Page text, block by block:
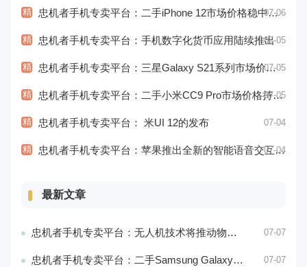
精 忠机者手机专卖平台：二手iPhone 12市场价格稳中有升07-06
精 忠机者手机专卖平台：手机数字化货币应用陆续推出07-05
精 忠机者手机专卖平台：三星Galaxy S21系列市场价格持续下跌07-05
精 忠机者手机专卖平台：二手小米CC9 Pro市场价格持续下跌07-05
精 忠机者手机专卖平台： 米UI 12的发布 07-04
精 忠机者手机专卖平台：苹果推出全新的智能语音交互系统07-04
最新文章
忠机者手机专卖平台：无人机技术将推动物流行业的智能化发展 07-07
忠机者手机专卖平台：二手Samsung Galaxy M21市场价格相对稳定 07-07